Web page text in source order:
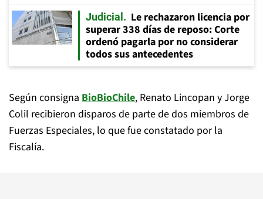
Judicial
Le rechazaron licencia por
superar 338 días de reposo: Corte
ordenó pagarla por no considerar
todos sus antecedentes
Según consigna BioBioChile, Renato Lincopan y Jorge
Colil recibieron disparos de parte de dos miembros de
Fuerzas Especiales, lo que fue constatado por la
Fiscalía.